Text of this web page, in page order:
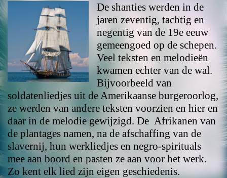
De shanties werden in de
jaren zeventig, tachtig en
negentig van de 19e eeuw
gemeengoed op de schepen.
Veel teksten en melodieën
kwamen echter van de wal.
Bijvoorbeeld van
soldatenliedjes uit de Amerikaanse burgeroorlog,
ze werden van andere teksten voorzien en hier en
daar in de melodie gewijzigd. De Afrikanen van
de plantages namen, na de afschaffing van de
slavernij, hun werkliedjes en negro-spirituals
mee aan boord en pasten ze aan voor het werk.
Zo kent elk lied zijn eigen geschiedenis.